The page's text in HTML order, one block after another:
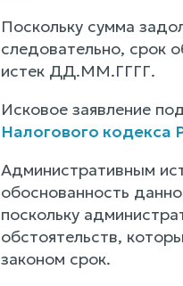
Поскольку сумма
следовательно, срок
истек ДД.ММ.ГГГГ.
Исковое заявление
Налогового кодекса
Административным
обоснованность
поскольку
обстоятельств,
законом срок.